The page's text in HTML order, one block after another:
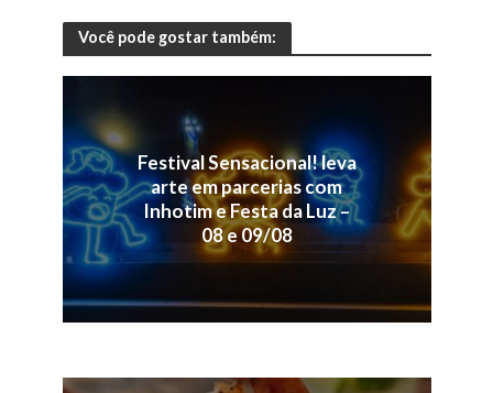
Você pode gostar também:
Festival Sensacional! leva
arte em parcerias com
Inhotim e Festa da Luz –
08 e 09/08